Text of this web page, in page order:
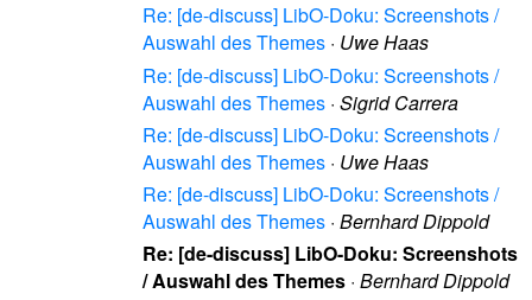
Re: [de-discuss] LibO-Doku: Screenshots /
Auswahl des Themes · Uwe Haas
Re: [de-discuss] LibO-Doku: Screenshots /
Auswahl des Themes · Sigrid Carrera
Re: [de-discuss] LibO-Doku: Screenshots /
Auswahl des Themes · Uwe Haas
Re: [de-discuss] LibO-Doku: Screenshots /
Auswahl des Themes · Bernhard Dippold
Re: [de-discuss] LibO-Doku: Screenshots
/ Auswahl des Themes · Bernhard Dippold